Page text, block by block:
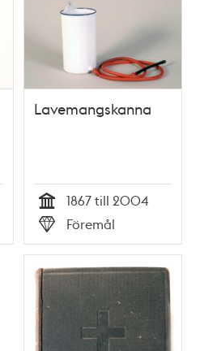
Lavemangskanna
Tid
1867 till 2004
Typ
Föremål